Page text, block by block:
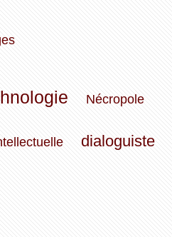
Nécropole
dialoguiste